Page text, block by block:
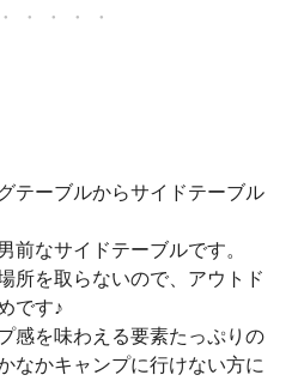
テーブルからサイドテーブル
前なサイドテーブルです。
所を取らないので、アウトド
です♪
感を味わえる要素たっぷりの
なかキャンプに行けない方に